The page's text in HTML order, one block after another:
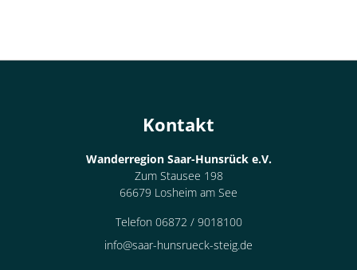
Kontakt
Wanderregion Saar-Hunsrück e.V.
Zum Stausee 198
66679 Losheim am See
Telefon 06872 / 9018100
info@saar-hunsrueck-steig.de